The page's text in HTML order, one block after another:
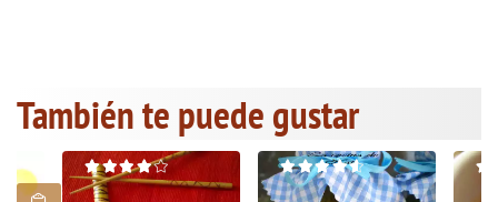
También te puede gustar